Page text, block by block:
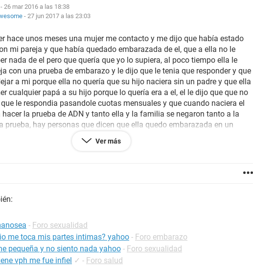
- 26 mar 2016 a las 18:38
- 27 jun 2017 a las 23:03
hace unos meses una mujer me contacto y me dijo que había estado
mi pareja y que había quedado embarazada de el, que a ella no le
nada de el pero que quería que yo lo supiera, al poco tiempo ella le
con una prueba de embarazo y le dijo que le tenia que responder y que
a mi porque ella no quería que su hijo naciera sin un padre y que ella
cualquier papá a su hijo porque lo quería era a el, el le dijo que que no
le respondia pasandole cuotas mensuales y que cuando naciera el
hacer la prueba de ADN y tanto ella y la familia se negaron tanto a la
prueba, hay personas que dicen que ella quedo embarazada en un
cuando estuvo con el y aprovecho que el dia que estuvo con
mas importancia y que siguio su vida conmigo fue cuando decidio
porque si el el no le importo dejarla a ella no le importaba contarme
a el no le interesa saber nada de ella que quiere estar solamente
que hacer si seguir adelante con mi relación o que hacer porque el dice
y que me va a demostrar que quiere estar conmigo para que
juntos....ayuda no se que decisión tomar
Ver más
- Foro sexualidad
me toca mis partes intimas? yahoo - Foro embarazo
pequeña y no siento nada yahoo - Foro sexualidad
vph me fue infiel ✓ - Foro salud